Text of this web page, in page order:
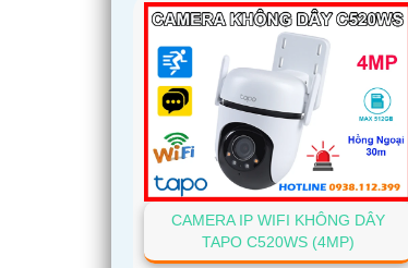
CAMERA IP WIFI KHÔNG DÂY
TAPO C520WS (4MP)